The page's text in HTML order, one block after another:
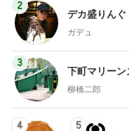
2
デカ盛りんぐ
ガデュ
3
下町マリー
柳橋二郎
4 5